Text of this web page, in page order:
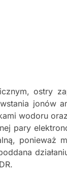
ostry
jonów
wodoru
pary
ponieważ